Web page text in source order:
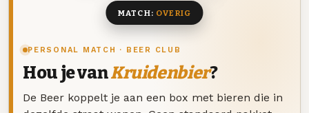
PERSONAL MATCH · BEER CLUB
Hou je vanKruidenbier?
De Beer koppelt je aan een box met bieren die in
MATCH: OVERIG